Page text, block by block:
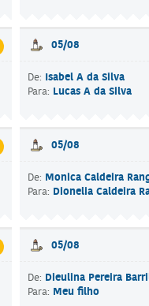
05/08
De: Isabel A da Silva
Para: Lucas A da Silva
05/08
De: Monica Caldeira
Para: Dionelia Caldeira
05/08
De: Dieulina Pereira
Para: Meu filho